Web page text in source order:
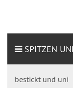
SPITZEN
bestickt und uni